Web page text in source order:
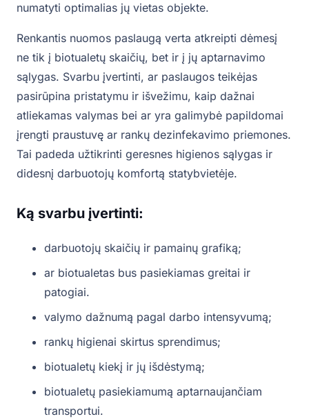
numatyti optimalias jų vietas objekte.
Renkantis nuomos paslaugą verta atkreipti dėmesį
ne tik į biotualetų skaičių, bet ir į jų aptarnavimo
sąlygas. Svarbu įvertinti, ar paslaugos teikėjas
pasirūpina pristatymu ir išvežimu, kaip dažnai
atliekamas valymas bei ar yra galimybė papildomai
įrengti praustuvę ar rankų dezinfekavimo priemones.
Tai padeda užtikrinti geresnes higienos sąlygas ir
didesnį darbuotojų komfortą statybvietėje.
Ką svarbu įvertinti:
darbuotojų skaičių ir pamainų grafiką;
ar biotualetas bus pasiekiamas greitai ir
patogiai.
valymo dažnumą pagal darbo intensyvumą;
rankų higienai skirtus sprendimus;
biotualetų kiekį ir jų išdėstymą;
biotualetų pasiekiamumą aptarnaujančiam
transportui.